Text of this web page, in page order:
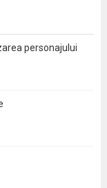
personajului